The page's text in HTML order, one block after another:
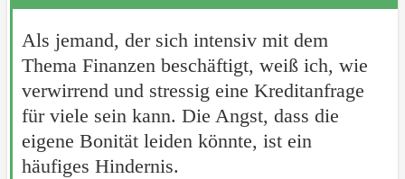
Als jemand, der sich intensiv mit dem
Thema Finanzen beschäftigt, weiß ich, wie
verwirrend und stressig eine Kreditanfrage
für viele sein kann. Die Angst, dass die
eigene Bonität leiden könnte, ist ein
häufiges Hindernis.